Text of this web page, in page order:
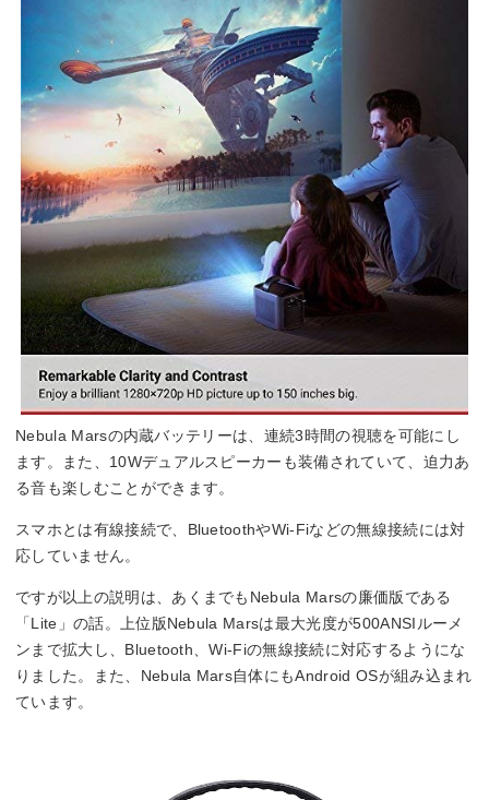
Nebula Marsの内蔵バッテリーは、連続3時間の視聴を可能にし
ます。また、10Wデュアルスピーカーも装備されていて、迫力あ
る音も楽しむことができます。
スマホとは有線接続で、BluetoothやWi-Fiなどの無線接続には対
応していません。
ですが以上の説明は、あくまでもNebula Marsの廉価版である
「Lite」の話。上位版Nebula Marsは最大光度が500ANSIルーメ
ンまで拡大し、Bluetooth、Wi-Fiの無線接続に対応するようにな
りました。また、Nebula Mars自体にもAndroid OSが組み込まれ
ています。